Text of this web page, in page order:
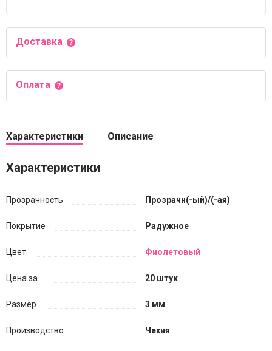
Доставка
Оплата
Характеристики Описание
Характеристики
Прозрачность Прозрачн(-ый)/(-ая)
Покрытие Радужное
Цвет Фиолетовый
Цена за... 20 штук
Размер 3 мм
Производство Чехия